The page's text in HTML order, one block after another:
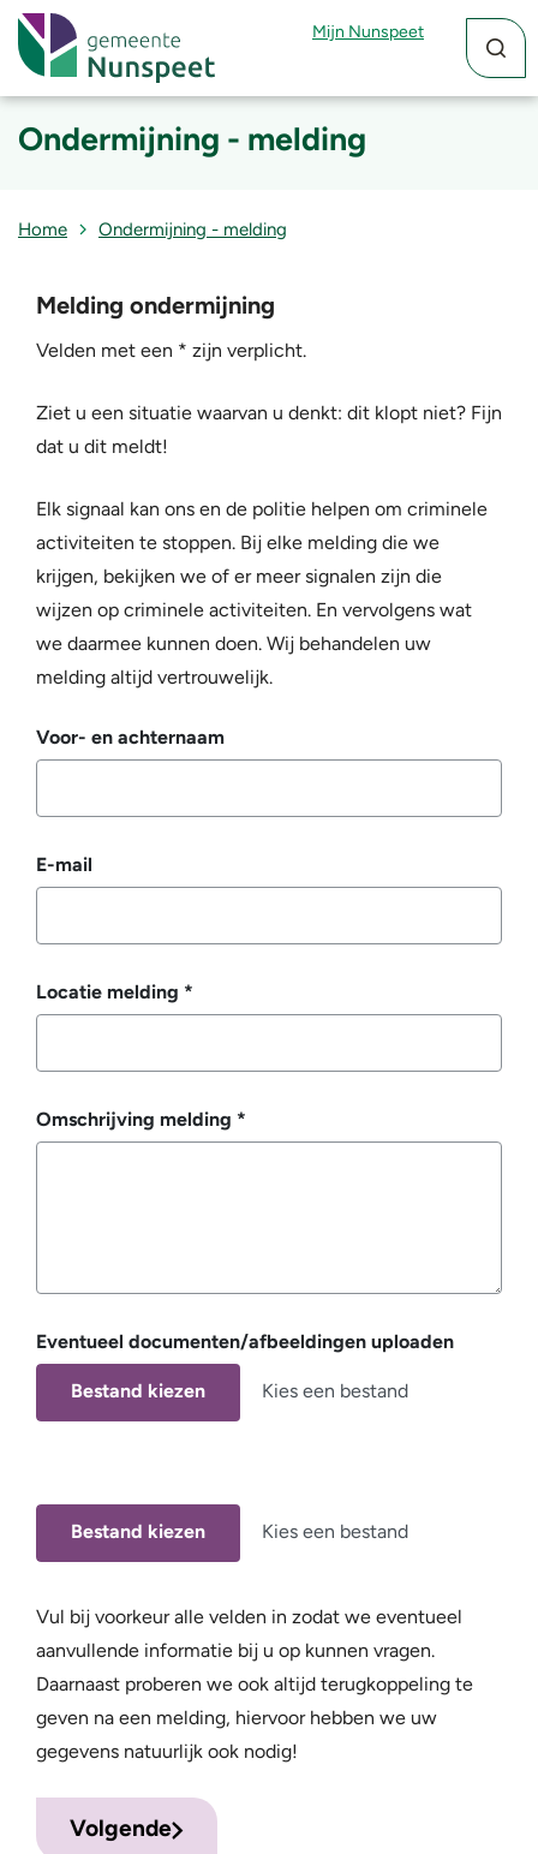
Mijn Nunspeet
Ondermijning - melding
Home Ondermijning - melding
Melding ondermijning
Velden met een * zijn verplicht.
Ziet u een situatie waarvan u denkt: dit klopt niet? Fijn
dat u dit meldt!
Elk signaal kan ons en de politie helpen om criminele
activiteiten te stoppen. Bij elke melding die we
krijgen, bekijken we of er meer signalen zijn die
wijzen op criminele activiteiten. En vervolgens wat
we daarmee kunnen doen. Wij behandelen uw
melding altijd vertrouwelijk.
Voor- en achternaam
E-mail
Locatie melding *
Omschrijving melding *
Eventueel documenten/afbeeldingen uploaden
Kies een bestand
Kies een bestand
Vul bij voorkeur alle velden in zodat we eventueel
aanvullende informatie bij u op kunnen vragen.
Daarnaast proberen we ook altijd terugkoppeling te
geven na een melding, hiervoor hebben we uw
gegevens natuurlijk ook nodig!
Volgende